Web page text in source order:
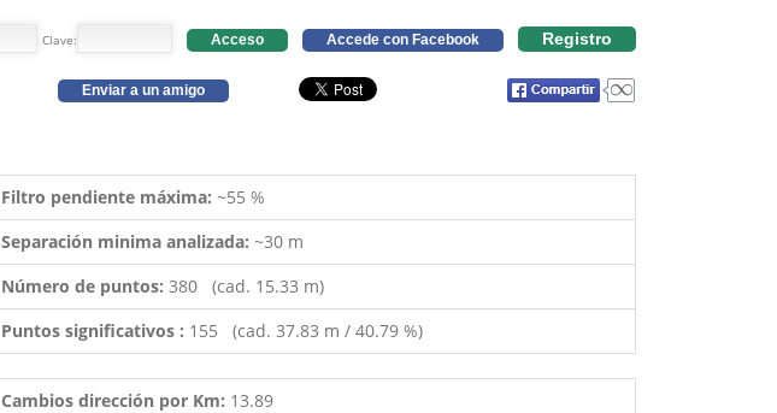
Clave: Acceso Accede con Facebook Registro
Enviar a un amigo
Filtro pendiente máxima: ~55 %
Separación minima analizada: ~30 m
Número de puntos: 380 (cad. 15.33 m)
Puntos significativos : 155 (cad. 37.83 m / 40.79 %)
Cambios dirección por Km: 13.89